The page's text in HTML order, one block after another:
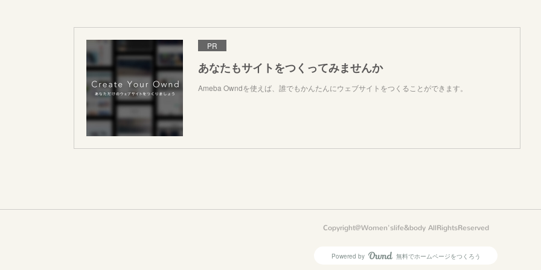
PR
あなたもサイトをつくってみませんか
Ameba Owndを使えば、誰でもかんたんにウェブサイトをつくることができます。
Copyright@Women'slife&body AllRightsReserved
Powered by AmebaOwnd
無料でホームページをつくろう